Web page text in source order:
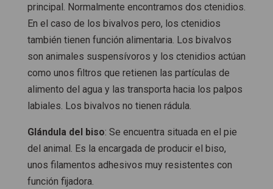
principal. Normalmente encontramos dos ctenidios.
En el caso de los bivalvos pero, los ctenidios
también tienen función alimentaria. Los bivalvos
son animales suspensívoros y los ctenidios actúan
como unos filtros que retienen las partículas de
alimento del agua y las transporta hacia los palpos
labiales. Los bivalvos no tienen rádula.
Glándula del biso: Se encuentra situada en el pie
del animal. Es la encargada de producir el biso,
unos filamentos adhesivos muy resistentes con
función fijadora.